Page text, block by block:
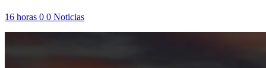
16 horas 0 0 Noticias